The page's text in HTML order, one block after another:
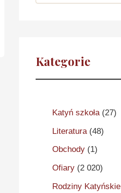
Kategorie
Katyń szkoła (27)
Literatura (48)
Obchody (1)
Ofiary (2 020)
Rodziny Katyńskie